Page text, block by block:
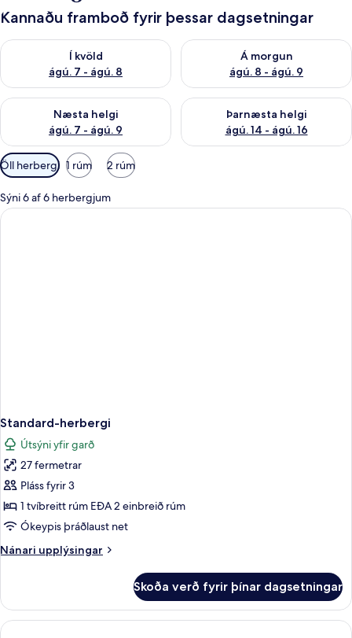
Kannaðu framboð fyrir þessar dagsetningar
Í kvöld
ágú. 7 - ágú. 8
Athuga framboð í kvöld ágú. 7 - ágú. 8
Á morgun
ágú. 8 - ágú. 9
Athuga framboð á morgun
Næsta helgi
ágú. 7 - ágú. 9
Athuga framboð næstu helgi ágú. 7 - ágú. 9
Þarnæsta helgi
ágú. 14 - ágú. 16
Athuga framboð þarnæstu
Síur
í
boði
fyrir
Öll herbergi 1 rúm 2 rúm
Sýni 6 af 6 herbergjum
Standard-herbergi
Útsýni yfir garð
27 fermetrar
Pláss fyrir 3
1 tvíbreitt rúm EÐA 2 einbreið rúm
Ókeypis þráðlaust net
Nánari upplýsingar
Nánari
herbergi
Skoða verð fyrir þínar dagsetningar